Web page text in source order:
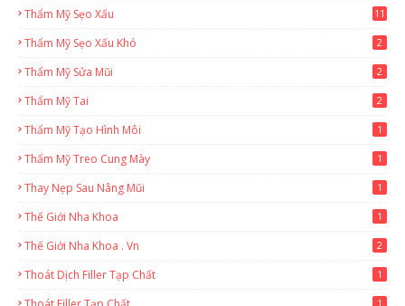
Thẩm Mỹ Sẹo Xấu 11
Thẩm Mỹ Sẹo Xấu Khó 2
Thẩm Mỹ Sửa Mũi 2
Thẩm Mỹ Tai 2
Thẩm Mỹ Tạo Hình Môi 1
Thẩm Mỹ Treo Cung Mày 1
Thay Nẹp Sau Nâng Mũi 1
Thế Giới Nha Khoa 1
Thế Giới Nha Khoa . Vn 2
Thoát Dịch Filler Tạp Chất 1
1